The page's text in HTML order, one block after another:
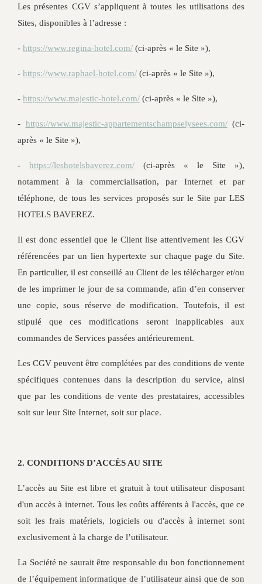
Les présentes CGV s’appliquent à toutes les utilisations des
Sites, disponibles à l’adresse :
- https://www.regina-hotel.com/ (ci-après « le Site »),
- https://www.raphael-hotel.com/ (ci-après « le Site »),
- https://www.majestic-hotel.com/ (ci-après « le Site »),
- https://www.majestic-appartementschampselysees.com/(ci-
après « le Site »),
- https://leshotelsbaverez.com/ (ci-après « le Site »),
notamment à la commercialisation, par Internet et par
téléphone, de tous les services proposés sur le Site par LES
HOTELS BAVEREZ.
Il est donc essentiel que le Client lise attentivement les CGV
référencées par un lien hypertexte sur chaque page du Site.
En particulier, il est conseillé au Client de les télécharger et/ou
de les imprimer le jour de sa commande, afin d’en conserver
une copie, sous réserve de modification. Toutefois, il est
stipulé que ces modifications seront inapplicables aux
commandes de Services passées antérieurement.
Les CGV peuvent être complétées par des conditions de vente
spécifiques contenues dans la description du service, ainsi
que par les conditions de vente des prestataires, accessibles
soit sur leur Site Internet, soit sur place.
2. CONDITIONS D’ACCÈS AU SITE
L’accès au Site est libre et gratuit à tout utilisateur disposant
d'un accès à internet. Tous les coûts afférents à l'accès, que ce
soit les frais matériels, logiciels ou d'accès à internet sont
exclusivement à la charge de l’utilisateur.
La Société ne saurait être responsable du bon fonctionnement
de l’équipement informatique de l’utilisateur ainsi que de son